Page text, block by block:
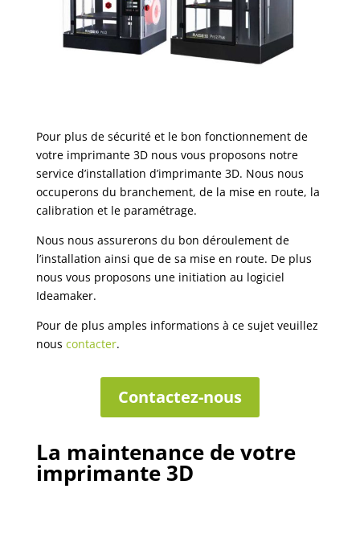
Pour plus de sécurité et le bon fonctionnement de
votre imprimante 3D nous vous proposons notre
service d’installation d’imprimante 3D. Nous nous
occuperons du branchement, de la mise en route, la
calibration et le paramétrage.
Nous nous assurerons du bon déroulement de
l’installation ainsi que de sa mise en route. De plus
nous vous proposons une initiation au logiciel
Ideamaker.
Pour de plus amples informations à ce sujet veuillez
nous contacter.
Contactez-nous
La maintenance de votre
imprimante 3D